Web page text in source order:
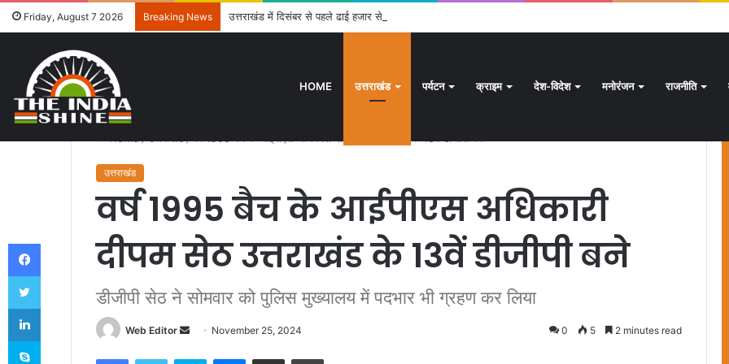
Friday, August 7 2026 Breaking News उत्तराखंड में दिसंबर से पहले ढाई हजार से अधिक पदों के लिए भरे जाएंगे फार्म
HOME उत्तराखंड पर्यटन क्राइम देश-विदेश मनोरंजन राजनीति
उत्तराखंड
वर्ष 1995 बैच के आईपीएस अधिकारी
दीपम सेठ उत्तराखंड के 13वें डीजीपी बने
डीजीपी सेठ ने सोमवार को पुलिस मुख्यालय में पदभार भी ग्रहण कर लिया
Web Editor November 25, 2024 0 5 2 minutes read